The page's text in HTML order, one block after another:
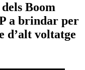
Boom
a brindar per
d’alt voltatge